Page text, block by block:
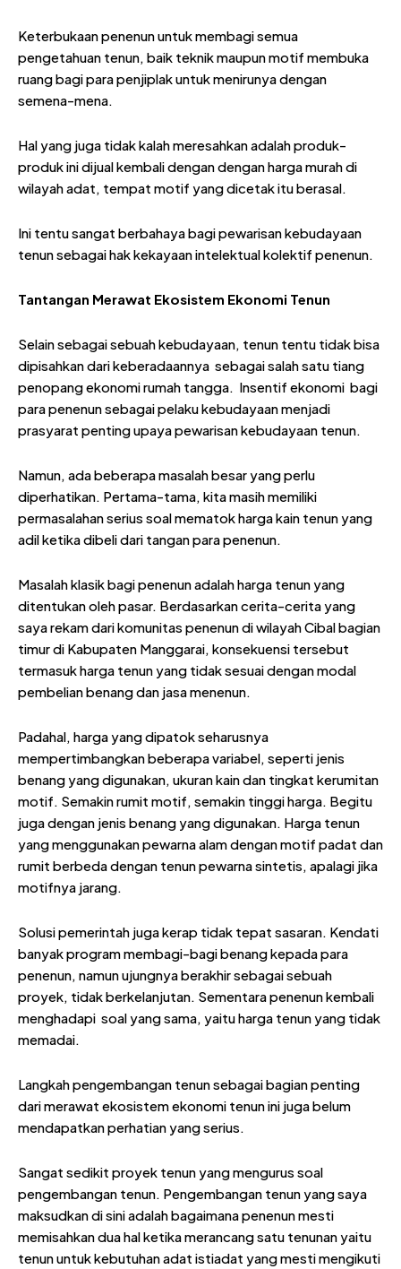
Keterbukaan penenun untuk membagi semua
pengetahuan tenun, baik teknik maupun motif membuka
ruang bagi para penjiplak untuk menirunya dengan
semena-mena.
Hal yang juga tidak kalah meresahkan adalah produk-
produk ini dijual kembali dengan dengan harga murah di
wilayah adat, tempat motif yang dicetak itu berasal.
Ini tentu sangat berbahaya bagi pewarisan kebudayaan
tenun sebagai hak kekayaan intelektual kolektif penenun.
Tantangan Merawat Ekosistem Ekonomi Tenun
Selain sebagai sebuah kebudayaan, tenun tentu tidak bisa
dipisahkan dari keberadaannya sebagai salah satu tiang
penopang ekonomi rumah tangga. Insentif ekonomi bagi
para penenun sebagai pelaku kebudayaan menjadi
prasyarat penting upaya pewarisan kebudayaan tenun.
Namun, ada beberapa masalah besar yang perlu
diperhatikan. Pertama-tama, kita masih memiliki
permasalahan serius soal mematok harga kain tenun yang
adil ketika dibeli dari tangan para penenun.
Masalah klasik bagi penenun adalah harga tenun yang
ditentukan oleh pasar. Berdasarkan cerita-cerita yang
saya rekam dari komunitas penenun di wilayah Cibal bagian
timur di Kabupaten Manggarai, konsekuensi tersebut
termasuk harga tenun yang tidak sesuai dengan modal
pembelian benang dan jasa menenun.
Padahal, harga yang dipatok seharusnya
mempertimbangkan beberapa variabel, seperti jenis
benang yang digunakan, ukuran kain dan tingkat kerumitan
motif. Semakin rumit motif, semakin tinggi harga. Begitu
juga dengan jenis benang yang digunakan. Harga tenun
yang menggunakan pewarna alam dengan motif padat dan
rumit berbeda dengan tenun pewarna sintetis, apalagi jika
motifnya jarang.
Solusi pemerintah juga kerap tidak tepat sasaran. Kendati
banyak program membagi-bagi benang kepada para
penenun, namun ujungnya berakhir sebagai sebuah
proyek, tidak berkelanjutan. Sementara penenun kembali
menghadapi soal yang sama, yaitu harga tenun yang tidak
memadai.
Langkah pengembangan tenun sebagai bagian penting
dari merawat ekosistem ekonomi tenun ini juga belum
mendapatkan perhatian yang serius.
Sangat sedikit proyek tenun yang mengurus soal
pengembangan tenun. Pengembangan tenun yang saya
maksudkan di sini adalah bagaimana penenun mesti
memisahkan dua hal ketika merancang satu tenunan yaitu
tenun untuk kebutuhan adat istiadat yang mesti mengikuti